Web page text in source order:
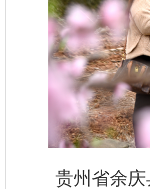
贵州省余庆县